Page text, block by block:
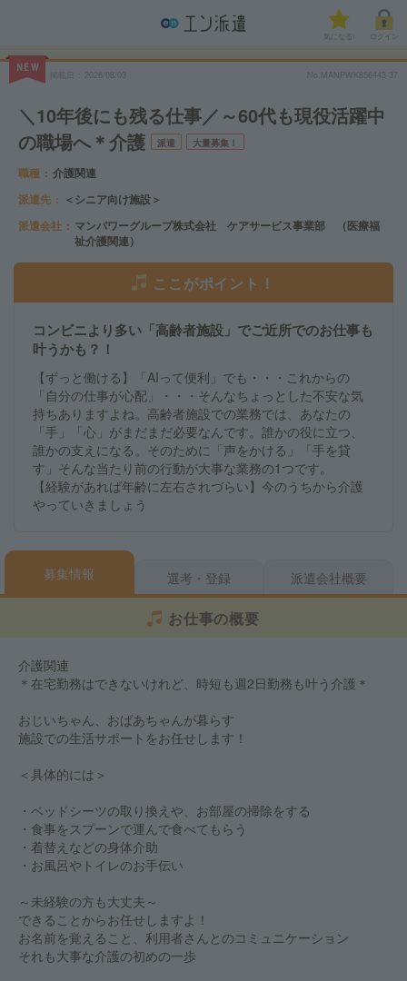
気になる!
NEW
No.MANPWK856443-37
＼10年後にも残る仕事／～60代も現役活躍中
の職場へ＊介護
派遣 大量募集！
職種
介護関連
派遣先
＜シニア向け施設＞
派遣会社
マンパワーグループ株式会社 ケアサービス事業部 （医療福
祉介護関連）
ここがポイント！
コンビニより多い「高齢者施設」でご近所でのお仕事も
叶うかも？！
【ずっと働ける】「AIって便利」でも・・・これからの
「自分の仕事が心配」・・・そんなちょっとした不安な気
持ちありますよね。高齢者施設での業務では、あなたの
「手」「心」がまだまだ必要なんです。誰かの役に立つ、
誰かの支えになる。そのために「声をかける」「手を貸
す」そんな当たり前の行動が大事な業務の1つです。
【経験があれば年齢に左右されづらい】今のうちから介護
やっていきましょう
募集情報 選考・登録 派遣会社概要
お仕事の概要
介護関連
＊在宅勤務はできないけれど、時短も週2日勤務も叶う介護＊
おじいちゃん、おばあちゃんが暮らす
施設での生活サポートをお任せします！
＜具体的には＞
・ベッドシーツの取り換えや、お部屋の掃除をする
・食事をスプーンで運んで食べてもらう
・着替えなどの身体介助
・お風呂やトイレのお手伝い
～未経験の方も大丈夫～
できることからお任せしますよ！
お名前を覚えること、利用者さんとのコミュニケーション
それも大事な介護の初めの一歩